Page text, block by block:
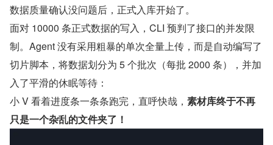
数据质量确认没问题后，正式入库开始了。
面对 10000 条正式数据的写入，CLI 预判了接口的并发限
制。Agent 没有采用粗暴的单次全量上传，而是自动编写了
切片脚本，将数据划分为 5 个批次（每批 2000 条），并加
入了平滑的休眠等待：
小 V 看着进度条一条条跑完，直呼快哉， 素材库终于不再
只是一个杂乱的文件夹了！